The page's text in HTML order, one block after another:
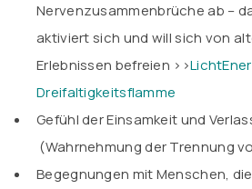
Nervenzusammenbrüche ab –
aktiviert sich und will sich von
Erlebnissen befreien >>
Dreifaltigkeitsflamme
Gefühl der Einsamkeit und
(Wahrnehmung der Trennung
Begegnungen mit Menschen,